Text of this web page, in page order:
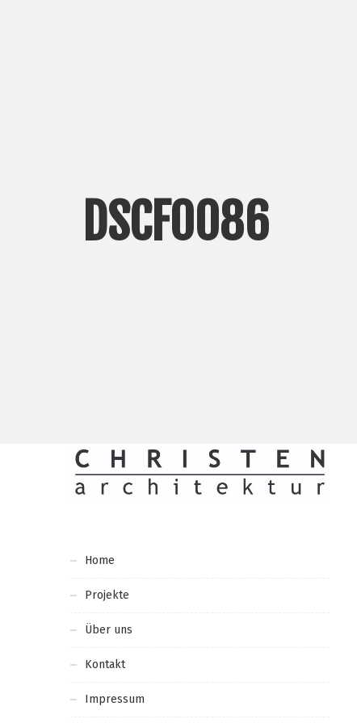
DSCF0086
Home
Projekte
Über uns
Kontakt
Impressum